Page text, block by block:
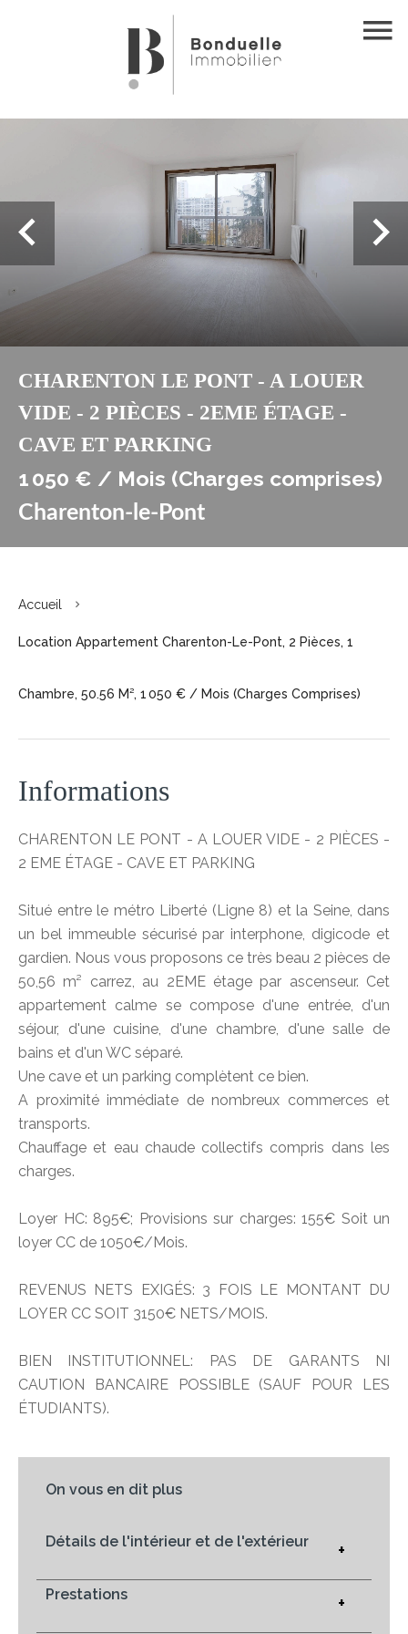
CHARENTON LE PONT - A LOUER
VIDE - 2 PIÈCES - 2EME ÉTAGE -
CAVE ET PARKING
1 050 € / Mois (Charges comprises)
Charenton-le-Pont
Accueil
Location Appartement Charenton-Le-Pont, 2 Pièces, 1
Chambre, 50.56 M², 1 050 € / Mois (Charges Comprises)
Informations
CHARENTON LE PONT - A LOUER VIDE - 2 PIÈCES -
2 EME ÉTAGE - CAVE ET PARKING
Situé entre le métro Liberté (Ligne 8) et la Seine, dans
un bel immeuble sécurisé par interphone, digicode et
gardien. Nous vous proposons ce très beau 2 pièces de
50,56 m² carrez, au 2EME étage par ascenseur. Cet
appartement calme se compose d'une entrée, d'un
séjour, d'une cuisine, d'une chambre, d'une salle de
bains et d'un WC séparé.
Une cave et un parking complètent ce bien.
A proximité immédiate de nombreux commerces et
transports.
Chauffage et eau chaude collectifs compris dans les
charges.
Loyer HC: 895€; Provisions sur charges: 155€ Soit un
loyer CC de 1050€/Mois.
REVENUS NETS EXIGÉS: 3 FOIS LE MONTANT DU
LOYER CC SOIT 3150€ NETS/MOIS.
BIEN INSTITUTIONNEL: PAS DE GARANTS NI
CAUTION BANCAIRE POSSIBLE (SAUF POUR LES
ÉTUDIANTS).
On vous en dit plus
Détails de l'intérieur et de l'extérieur +
Prestations +